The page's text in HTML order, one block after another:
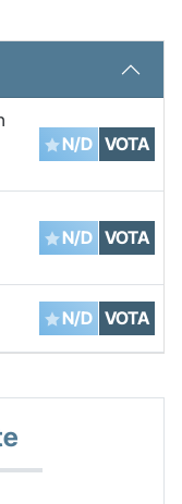
N/D VOTA
N/D VOTA
N/D VOTA